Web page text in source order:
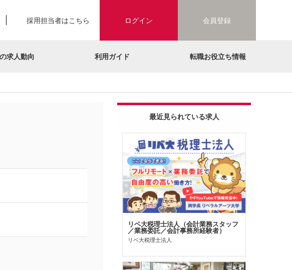
採用担当者はこちら ログイン 会員登録
求人動向 利用ガイド 転職お役立ち情報
最近見られている求人
リベ大税理士法人（会計業務スタッフ
／業務委託／会計事務所経験者）
リベ大税理士法人